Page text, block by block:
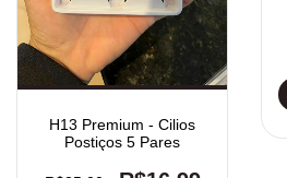
H13 Premium - Cilios
Postiços 5 Pares